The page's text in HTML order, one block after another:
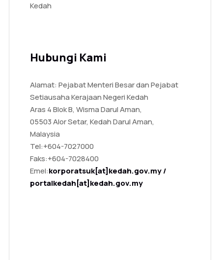
Kedah
Hubungi Kami
Alamat: Pejabat Menteri Besar dan Pejabat
Setiausaha Kerajaan Negeri Kedah
Aras 4 Blok B, Wisma Darul Aman,
05503 Alor Setar, Kedah Darul Aman,
Malaysia
Tel:+604-7027000
Faks:+604-7028400
Emel:korporatsuk[at]kedah.gov.my /
portalkedah[at]kedah.gov.my